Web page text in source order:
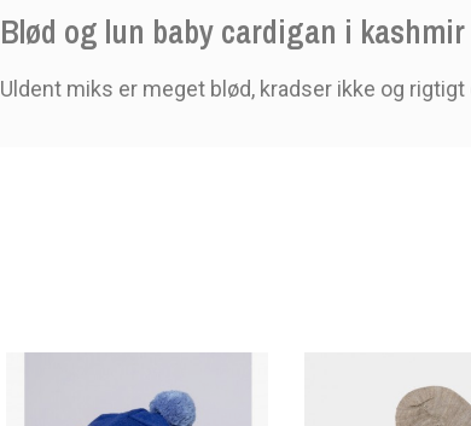
Blød og lun baby cardigan i
Uldent miks er meget blød, kradser ikke og rigtigt